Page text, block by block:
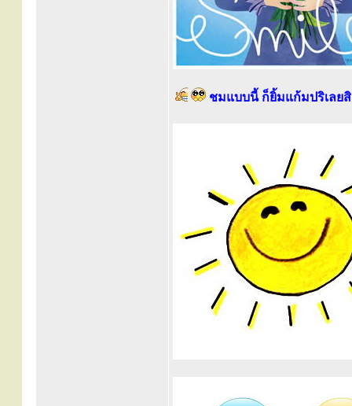
ชมแบบนี้ ก็ยิ้มแก้มปริเลย